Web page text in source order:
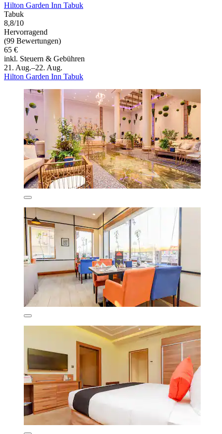
Hilton Garden Inn Tabuk
Tabuk
8,8/10
Hervorragend
(99 Bewertungen)
65 €
inkl. Steuern & Gebühren
21. Aug.–22. Aug.
Hilton Garden Inn Tabuk